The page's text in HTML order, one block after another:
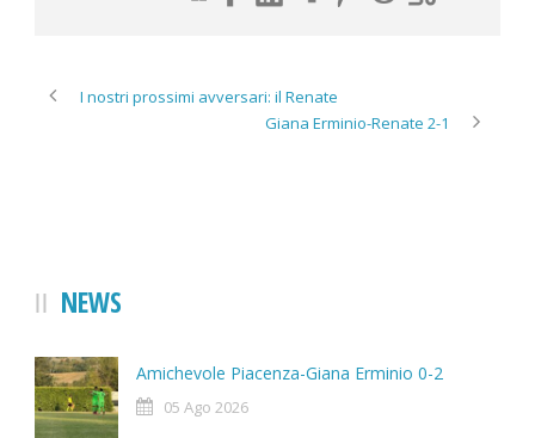
I nostri prossimi avversari: il Renate
Giana Erminio-Renate 2-1
NEWS
Amichevole Piacenza-Giana Erminio 0-2
05 Ago 2026